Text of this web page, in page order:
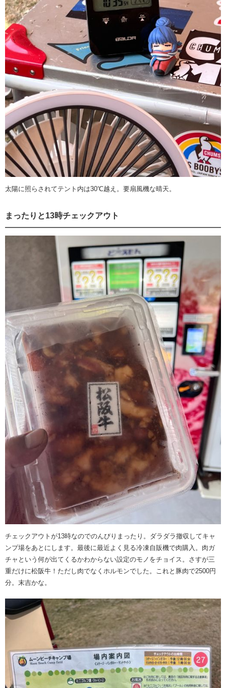
太陽に照らされてテント内は30℃越え。要扇風機な晴天。
まったりと13時チェックアウト
チェックアウトが13時なのでのんびりまったり。ダラダラ撤収してキャ
ンプ場をあとにします。最後に最近よく見る冷凍自販機で肉購入。肉ガ
チャという何が出てくるかわからない設定のモノをチョイス。さすが三
重だけに松阪牛！ただし肉でなくホルモンでした。これと豚肉で2500円
分。末吉かな。